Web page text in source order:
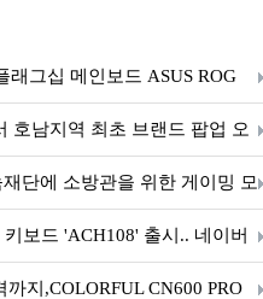
래그십 메인보드 ASUS ROG
출시 예정
호남지역 최초 브랜드 팝업 오
단에 소방관을 위한 게이밍 모
보드 'ACH108' 출시.. 네이버
지,COLORFUL CN600 PRO